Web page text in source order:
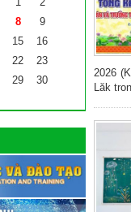
8
9
15
16
22
23
29
30
2026
Lăk